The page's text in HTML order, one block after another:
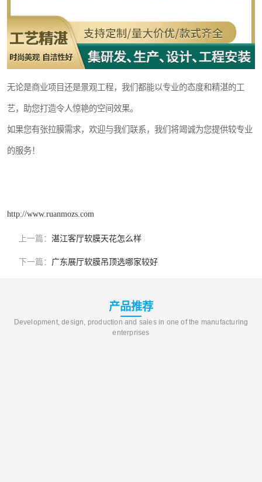
无论是商业项目还是景观工程，我们都能以专业的态度和精湛的工
艺，助您打造令人惊艳的空间效果。
如果您有张拉膜需求，欢迎与我们联系，我们将竭诚为您提供较专业
的服务！
http://www.ruanmozs.com
上一篇： 湛江客厅软膜天花怎么样
下一篇： 广东展厅软膜吊顶选哪家较好
产品推荐
Development, design, production and sales in one of the manufacturing
enterprises